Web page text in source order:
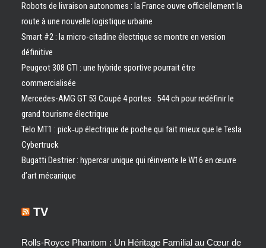
Robots de livraison autonomes : la France ouvre officiellement la
route à une nouvelle logistique urbaine
Smart #2 : la micro-citadine électrique se montre en version
définitive
Peugeot 308 GTI : une hybride sportive pourrait être
commercialisée
Mercedes-AMG GT 53 Coupé 4 portes : 544 ch pour redéfinir le
grand tourisme électrique
Telo MT1 : pick‑up électrique de poche qui fait mieux que le Tesla
Cybertruck
Bugatti Destrier : hypercar unique qui réinvente le W16 en œuvre
d’art mécanique
TV
Rolls-Royce Phantom : Un Héritage Familial au Cœur de